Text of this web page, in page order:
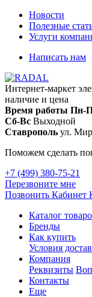
Новости
Полезные
Услуги
Написать нам
Интернет-маркет
наличие и цена
Время работы Пн-
Сб-Вс Выходной
Ставрополь ул.
Поможем сделать
+7 (499) 380-75-21
Перезвоните мне
Позвонить Кабинет
Каталог
Бренды
Как купить
Условия
Компания
Реквизиты
Контакты
Еще